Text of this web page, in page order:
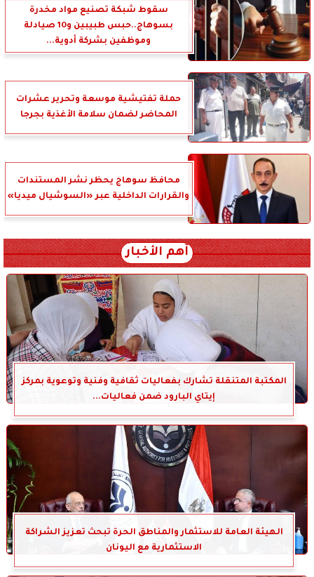
سقوط شبكة تصنيع مواد مخدرة
بسوهاج..حبس طبيبين و10 صيادلة
وموظفين بشركة أدوية...
حملة تفتيشية موسعة وتحرير عشرات
المحاضر لضمان سلامة الأغذية بجرجا
محافظ سوهاج يحظر نشر المستندات
والقرارات الداخلية عبر «السوشيال ميديا»
أهم الأخبار
المكتبة المتنقلة تشارك بفعاليات ثقافية وفنية وتوعوية بمركز
إيتاي البارود ضمن فعاليات...
الهيئة العامة للاستثمار والمناطق الحرة تبحث تعزيز الشراكة
الاستثمارية مع اليونان